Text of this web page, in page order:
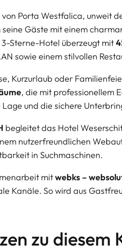
Porta Westfalica, unweit
seine Gäste mit einem
Sterne-Hotel überzeugt mit
sowie einem stilvollen
Kurzurlaub oder
, die mit professionellem
und die sichere
begleitet das Hotel
nutzerfreundlichen
in Suchmaschinen.
mitwebks –
Kanäle. So wird aus
zu diesem